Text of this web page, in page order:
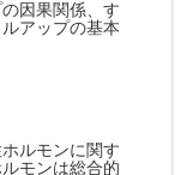
因果関係、す
アップの基本
ルモンに関す
モンは総合的